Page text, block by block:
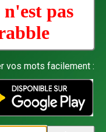
pas
vos mots facilement :